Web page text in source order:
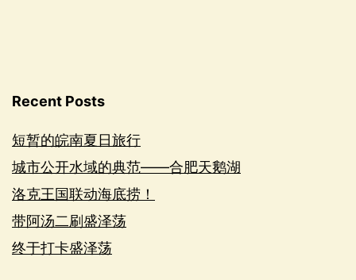
Recent Posts
短暂的皖南夏日旅行
城市公开水域的典范——合肥天鹅湖
洛克王国联动海底捞！
带阿汤二刷盛泽荡
终于打卡盛泽荡